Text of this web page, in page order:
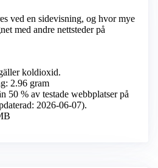
ved en sidevisning, og hvor mye
med andre nettsteder på
koldioxid.
2.96 gram
50 % av testade webbplatser på
2026-06-07).